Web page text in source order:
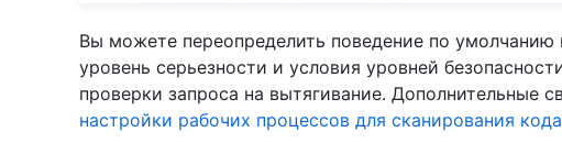
Вы можете переопределить поведение по умолчанию
уровень серьезности и условия уровней
проверки запроса на вытягивание. Дополнительные
настройки рабочих процессов для сканирования кода